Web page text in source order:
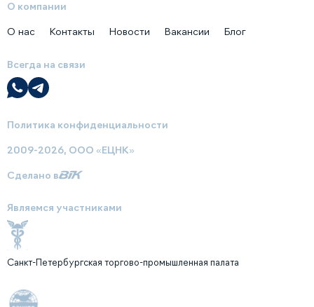
О компании
О нас Контакты Новости Вакансии Блог
Всегда на связи
Политика конфиденциальности
2009-2026, ООО «ЕЦНК»
Сделано в
Являемся участниками
Санкт-Петербургская торгово-промышленная палата